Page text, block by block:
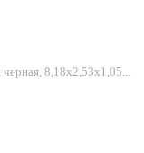
8,18х2,53х1,05...